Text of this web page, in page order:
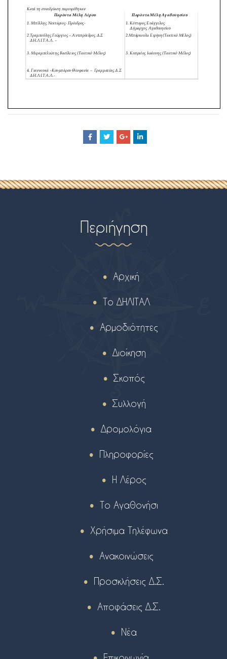
Περιήγηση
Αρχική
Το ΔΗΛΙΤΑΛ
Αρμοδιότητες
Διοίκηση
Σκοπός
Συλλογή
Δρομολόγια
Πληροφορίες
Η Λέρος
Το Αγαθονήσι
Χρήσιμα Τηλέφωνα
Ανακοινώσεις
Προσκλήσεις Δ.Σ.
Αποφάσεις Δ.Σ.
Νέα